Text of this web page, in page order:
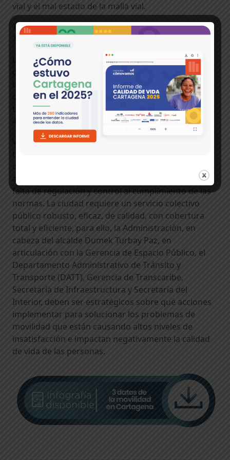
vial y el mal estado de la malla vial.
Te puede interesar:Un paso por la historia de
La EPC 2023 también indagó sobre las percepciones
de los cartageneros con relación al tiempo que
tardan en sus trayectos habituales en comparación
con 2022, y un 52%, sostuvo que tomaron más
tiempo. En la EPC 2022, esta porción había sido del
Visto desde la percepción de los cartageneros,
ampliar cobertura del transporte público formal, la
falta de regulación y control al cumplimiento de las
normas. La ciudad requiere un servicio colectivo
público robusto, eficaz, de calidad, con cobertura
total y eficiente, para ello, la Administración, en
cabeza del alcalde Dumek Turbay Paz, en
articulación con la Gerencia de Espacio Público, el
Departamento Administrativo de Tránsito y
Transporte (DATT), Gerencia de Transcaribe,
Secretaría de Infraestructura y Secretaría del
Interior, deben ser estratégicos sobre qué acciones
implementar para solucionar los problemas de
movilidad que están causando altos niveles de
insatisfacción e impactan negativamente la calidad
de vida de las personas.